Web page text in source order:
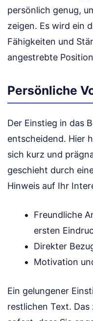
persönlich genug,
zeigen. Es wird ein
Fähigkeiten und
angestrebte
Persönliche
Der Einstieg in das
entscheidend. Hier
sich kurz und
geschieht durch
Hinweis auf Ihr
Freundliche
ersten
Direkter
Motivation
Ein gelungener
restlichen Text.